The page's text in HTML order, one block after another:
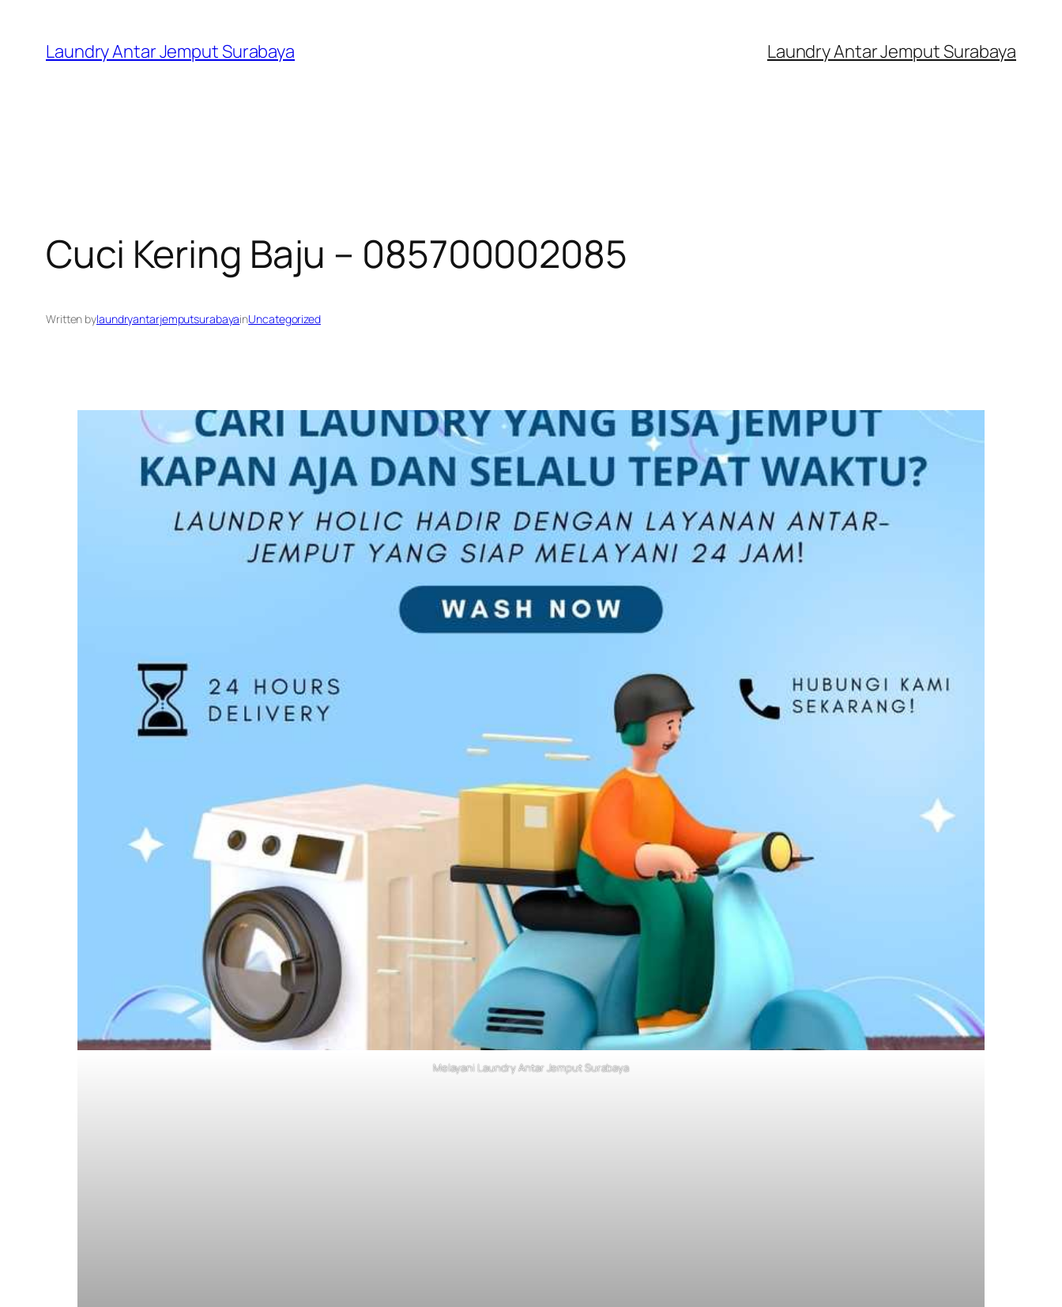
content
Laundry Antar Jemput Surabaya Laundry Antar Jemput Surabaya
Cuci Kering Baju – 085700002085
Written bylaundryantarjemputsurabayainUncategorized
Melayani Laundry Antar Jemput Surabaya